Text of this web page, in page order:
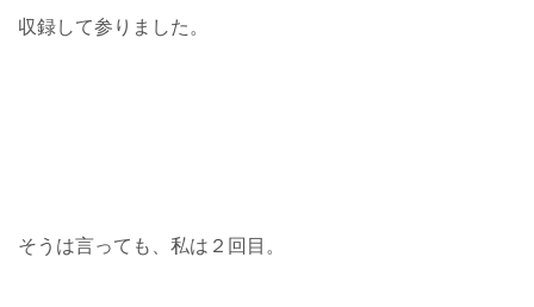
収録して参りました。
そうは言っても、私は２回目。